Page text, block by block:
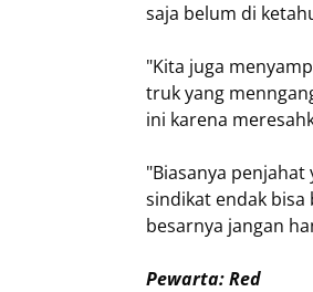
saja belum di
"Kita juga
truk yang
ini karena
"Biasanya
sindikat endak bisa
besarnya jangan
Pewarta: Red